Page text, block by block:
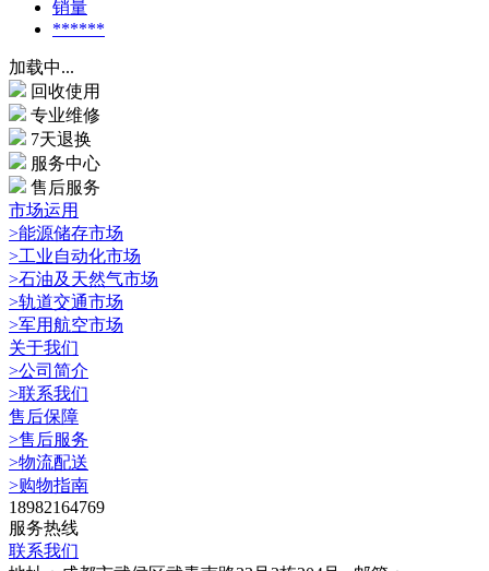
销量
******
加载中...
回收使用
专业维修
7天退换
服务中心
售后服务
市场运用
>能源储存市场
>工业自动化市场
>石油及天然气市场
>轨道交通市场
>军用航空市场
关于我们
>公司简介
>联系我们
售后保障
>售后服务
>物流配送
>购物指南
18982164769
服务热线
联系我们